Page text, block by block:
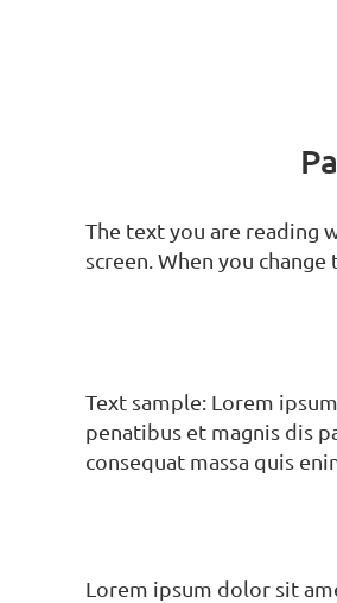
The text you are reading
screen. When you
Text sample: Lorem
penatibus et magnis dis
consequat massa quis
Lorem ipsum dolor sit